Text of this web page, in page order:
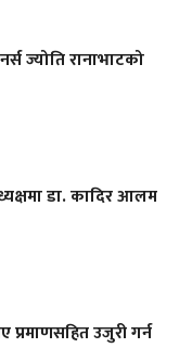
ज्योति रानाभाटको
डा. कादिर आलम
उजुरी गर्न